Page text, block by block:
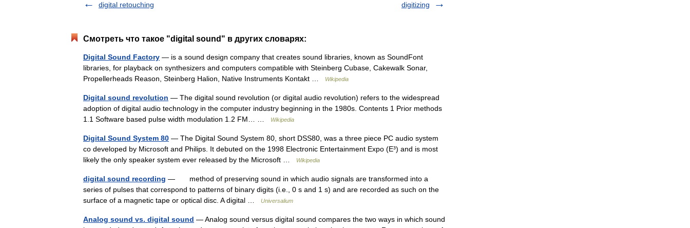
digital retouching
digitizing
Смотреть что такое "digital sound" в других словарях:
Digital Sound Factory — is a sound design company that creates sound libraries, known as SoundFont
libraries, for playback on synthesizers and computers compatible with Steinberg Cubase, Cakewalk Sonar,
Propellerheads Reason, Steinberg Halion, Native Instruments Kontakt …
Wikipedia
Digital sound revolution — The digital sound revolution (or digital audio revolution) refers to the widespread
adoption of digital audio technology in the computer industry beginning in the 1980s. Contents 1 Prior methods
1.1 Software based pulse width modulation 1.2 FM… …
Wikipedia
Digital Sound System 80 — The Digital Sound System 80, short DSS80, was a three piece PC audio system
co developed by Microsoft and Philips. It debuted on the 1998 Electronic Entertainment Expo (E³) and is most
likely the only speaker system ever released by the Microsoft …
Wikipedia
digital sound recording — method of preserving sound in which audio signals are transformed into a
series of pulses that correspond to patterns of binary digits (i.e., 0 s and 1 s) and are recorded as such on the
surface of a magnetic tape or optical disc. A digital …
Universalium
Analog sound vs. digital sound — Analog sound versus digital sound compares the two ways in which sound